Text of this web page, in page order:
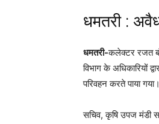
धमतरी :
धमतरी-कलेक्टर रजत
विभाग के अधिकारियों
परिवहन करते पाया गया।
सचिव, कृषि उपज मंडी